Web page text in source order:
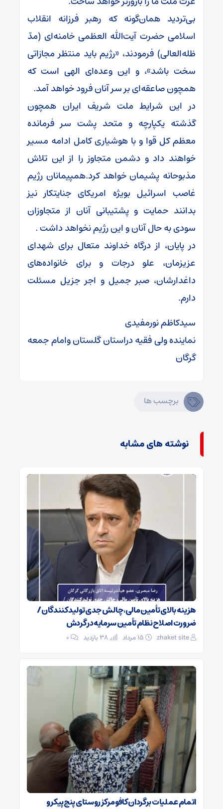
بی‌تردید همان‌گونه که رهبر فرزانه انقلاب
اسلامی حضرت آیت‌الله العظمی خامنه‌ای (مدّ
ظله‌العالی) فرمودند، «رژیم باید منتظر مجازاتی
سخت باشد»، و این وعده‌ای الهی است که
همچون صاعقه‌ای بر سر آنان فرود خواهد آمد.
در این شرایط ملت شریف ایران همچون
گذشته یکپارچه و متحد پشت سر فرمانده
معظم کل قوا و با هوشیاری کامل ادامه مسیر
خواهند داد و دشمن متجاوز را از این تلاش
مذبوحانه پشیمان خواهد کرد.همپیمانان رژیم
غاصب اسرائیل بویژه امریکای جنایتکار نیز
بدانند حمایت و پشتیبانی آنان از متجاوزان
سودی به حال آنان و این رژیم نخواهد داشت .
در پایان، از درگاه خداوند متعال برای شهدای
عزیزمان، علو درجات و برای خانواده‌های
داغدارشان، صبر جمیل و اجر جزیل مسئلت
دارم.
سیدکاظم نورمفیدی
نماینده ولی فقیه دراستان گلستان وامام جمعه
گرگان
برچسب ها
نوشته های مشابه
هزینه بالای تأمین مالی، چالش جدی تولیدکنندگان /
ضرورت اصلاح نظام تأمین سرمایه در گردش
zhaket site ۰
اتمام عملیات برگردان کافو مرکز روستای پنج‌پیکر و